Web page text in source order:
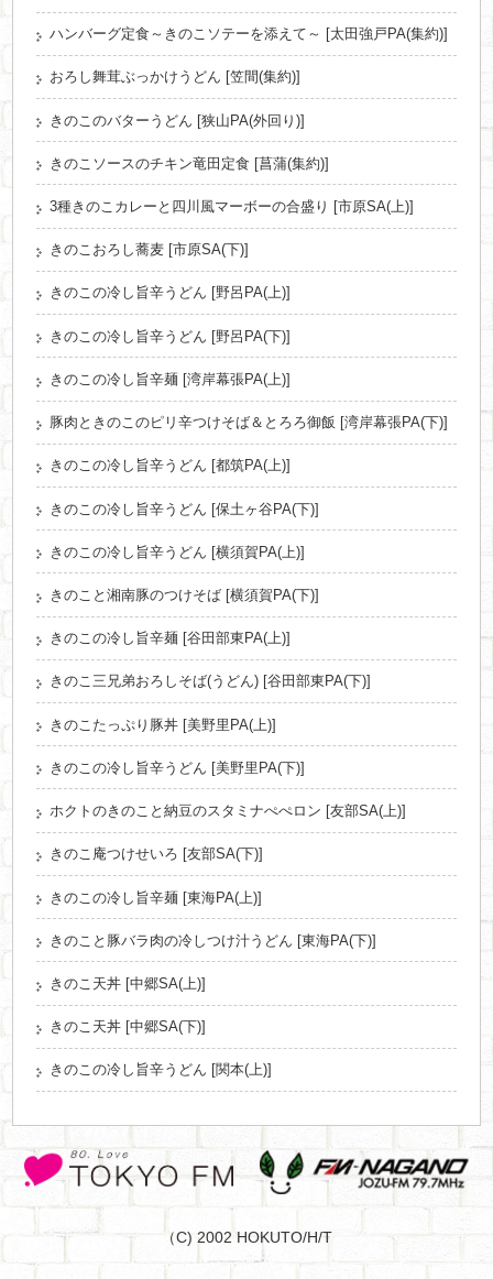
ハンバーグ定食～きのこソテーを添えて～ [太田強戸PA(集約)]
おろし舞茸ぶっかけうどん [笠間(集約)]
きのこのバターうどん [狭山PA(外回り)]
きのこソースのチキン竜田定食 [菖蒲(集約)]
3種きのこカレーと四川風マーボーの合盛り [市原SA(上)]
きのこおろし蕎麦 [市原SA(下)]
きのこの冷し旨辛うどん [野呂PA(上)]
きのこの冷し旨辛うどん [野呂PA(下)]
きのこの冷し旨辛麺 [湾岸幕張PA(上)]
豚肉ときのこのピリ辛つけそば＆とろろ御飯 [湾岸幕張PA(下)]
きのこの冷し旨辛うどん [都筑PA(上)]
きのこの冷し旨辛うどん [保土ヶ谷PA(下)]
きのこの冷し旨辛うどん [横須賀PA(上)]
きのこと湘南豚のつけそば [横須賀PA(下)]
きのこの冷し旨辛麺 [谷田部東PA(上)]
きのこ三兄弟おろしそば(うどん) [谷田部東PA(下)]
きのこたっぷり豚丼 [美野里PA(上)]
きのこの冷し旨辛うどん [美野里PA(下)]
ホクトのきのこと納豆のスタミナぺぺロン [友部SA(上)]
きのこ庵つけせいろ [友部SA(下)]
きのこの冷し旨辛麺 [東海PA(上)]
きのこと豚バラ肉の冷しつけ汁うどん [東海PA(下)]
きのこ天丼 [中郷SA(上)]
きのこ天丼 [中郷SA(下)]
きのこの冷し旨辛うどん [関本(上)]
（C) 2002 HOKUTO/H/T